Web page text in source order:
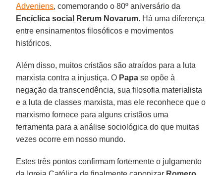
Adveniens, comemorando o 80º aniversário da
Encíclica social Rerum Novarum. Há uma diferença
entre ensinamentos filosóficos e movimentos
históricos.
Além disso, muitos cristãos são atraídos para a luta
marxista contra a injustiça. O Papa se opõe à
negação da transcendência, sua filosofia materialista
e a luta de classes marxista, mas ele reconhece que o
marxismo fornece para alguns cristãos uma
ferramenta para a análise sociológica do que muitas
vezes ocorre em nosso mundo.
Estes três pontos confirmam fortemente o julgamento